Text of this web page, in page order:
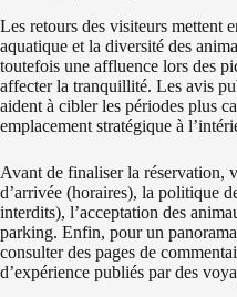
Les retours des visiteurs mettent
aquatique et la diversité des
toutefois une affluence lors des
affecter la tranquillité. Les avis
aident à cibler les périodes plus
emplacement stratégique à
Avant de finaliser la réservation,
d’arrivée (horaires), la politique
interdits), l’acceptation des
parking. Enfin, pour un
consulter des pages de
d’expérience publiés par des